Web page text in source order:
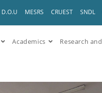
D.O.U MESRS CRUEST SNDL
Academics Research